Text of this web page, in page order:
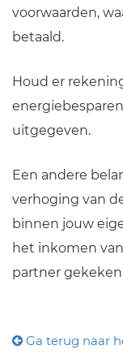
voorwaarden,
betaald.
Houd er
uitgegeven.
Een andere
verhoging van
binnen jouw
het inkomen
partner
Ga terug naar